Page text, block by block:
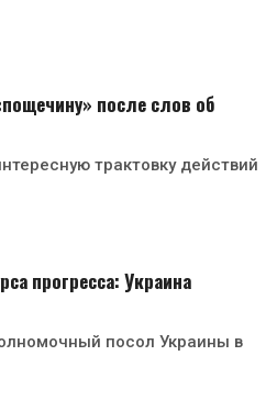
после слов об
трактовку действий
прогресса: Украина
посол Украины в